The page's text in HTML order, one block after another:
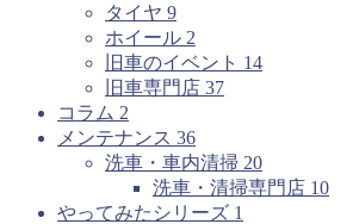
タイヤ 9
ホイール 2
旧車のイベント 14
旧車専門店 37
コラム 2
メンテナンス 36
洗車・車内清掃 20
洗車・清掃専門店 10
やってみたシリーズ 1